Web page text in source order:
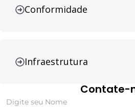
Conformidade
Infraestrutura
Contate-